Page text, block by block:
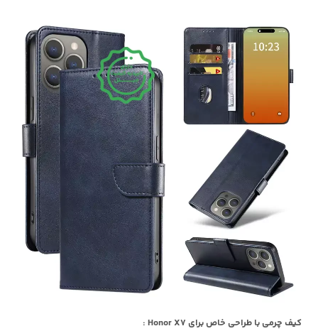
کیف چرمی با طراحی خاص برای Honor X7 :